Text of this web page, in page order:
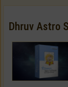
Dhruv Astro